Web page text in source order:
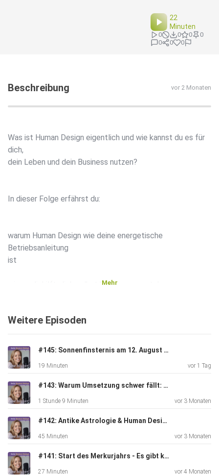
22
Minuten
0 0 0
0
0
0 0
Beschreibung vor 2 Monaten
Was ist Human Design eigentlich und wie kannst du es für
dich,
dein Leben und dein Business nutzen?
In dieser Folge erfährst du:
warum Human Design wie deine energetische
Betriebsanleitung
ist
wie es dir hilft, dich selbst besser zu verstehen
Einladung
wie du klarere Entscheidungen treffen und mehr in deine
Kraft
kommen kannst
persönliche Weiterentwicklung, Berufung, Business,
Beziehungen,
Mehr
Weitere Episoden
#145: Sonnenfinsternis am 12. August - Das kosmische Event, das du nicht ignorieren solltest
19 Minuten vor 1 Tag
#143: Warum Umsetzung schwer fällt: Hohe Intelligenz, Human Design & der Weg aus dem Selbstzweifel - Gespräch mit Miriam Michaelsen
1 Stunde 9 Minuten vor 3 Monaten
#142: Antike Astrologie & Human Design - Gespräch mit Carina Harsch
45 Minuten vor 3 Monaten
#141: Start des Merkurjahrs - Es gibt kein zurück mehr!
27 Minuten vor 4 Monaten